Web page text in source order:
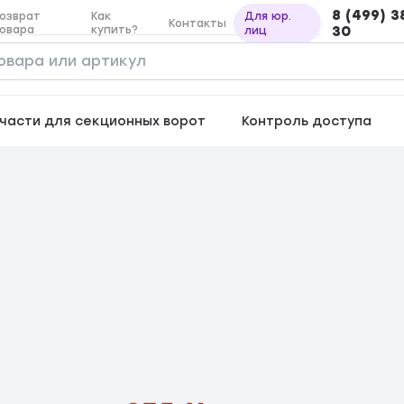
Как
купить?
Контакты
Для юр.
лиц
8 (499)
30
для секционных ворот Контроль доступа